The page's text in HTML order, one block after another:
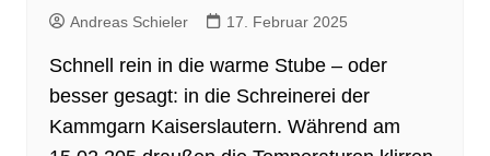
Andreas Schieler 17. Februar 2025
Schnell rein in die warme Stube – oder
besser gesagt: in die Schreinerei der
Kammgarn Kaiserslautern. Während am